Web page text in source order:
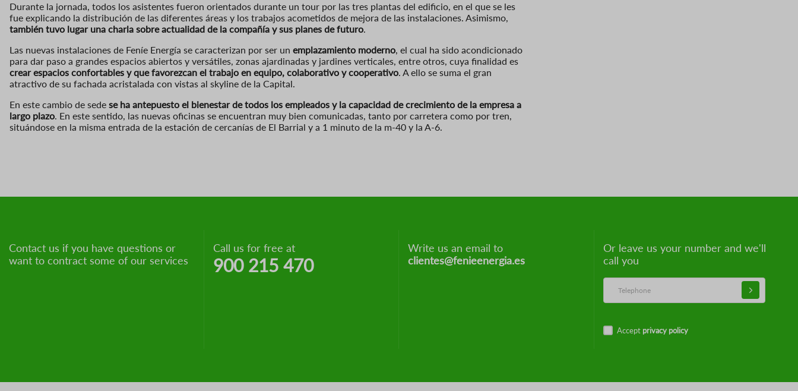
Durante la jornada, todos los asistentes fueron orientados durante un tour por las tres plantas del edificio, en el que se les
fue explicando la distribución de las diferentes áreas y los trabajos acometidos de mejora de las instalaciones. Asimismo,
también tuvo lugar una charla sobre actualidad de la compañía y sus planes de futuro.
Las nuevas instalaciones de Feníe Energía se caracterizan por ser un emplazamiento moderno, el cual ha sido acondicionado
para dar paso a grandes espacios abiertos y versátiles, zonas ajardinadas y jardines verticales, entre otros, cuya finalidad es
crear espacios confortables y que favorezcan el trabajo en equipo, colaborativo y cooperativo. A ello se suma el gran
atractivo de su fachada acristalada con vistas al skyline de la Capital.
En este cambio de sede se ha antepuesto el bienestar de todos los empleados y la capacidad de crecimiento de la empresa a
largo plazo. En este sentido, las nuevas oficinas se encuentran muy bien comunicadas, tanto por carretera como por tren,
situándose en la misma entrada de la estación de cercanías de El Barrial y a 1 minuto de la m-40 y la A-6.
Contact us if you have questions or
want to contract some of our services
Call us for free at
900 215 470
Write us an email to
clientes@fenieenergia.es
Or leave us your number and we'll
call you
Accept privacy policy